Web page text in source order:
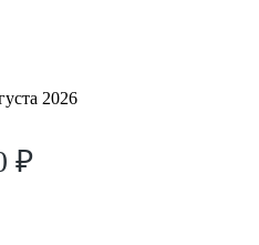
практические
и с результатом для
о получении визы талантов
о процессе, поделюсь
2026
₽